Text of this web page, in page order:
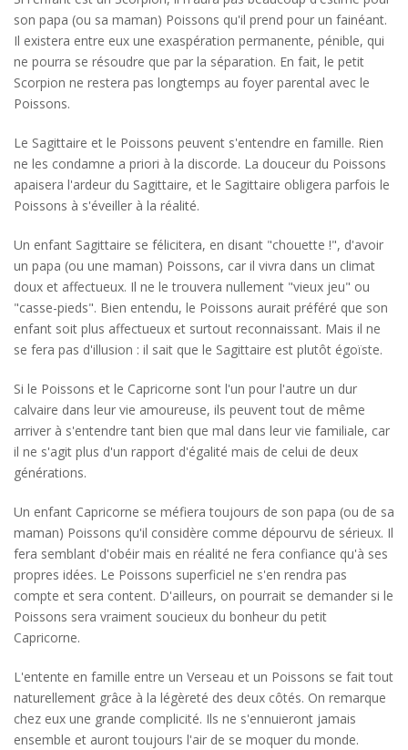
son papa (ou sa maman) Poissons qu'il prend pour un fainéant.
Il existera entre eux une exaspération permanente, pénible, qui
ne pourra se résoudre que par la séparation. En fait, le petit
Scorpion ne restera pas longtemps au foyer parental avec le
Poissons.
Le Sagittaire et le Poissons peuvent s'entendre en famille. Rien
ne les condamne a priori à la discorde. La douceur du Poissons
apaisera l'ardeur du Sagittaire, et le Sagittaire obligera parfois le
Poissons à s'éveiller à la réalité.
Un enfant Sagittaire se félicitera, en disant "chouette !", d'avoir
un papa (ou une maman) Poissons, car il vivra dans un climat
doux et affectueux. Il ne le trouvera nullement "vieux jeu" ou
"casse-pieds". Bien entendu, le Poissons aurait préféré que son
enfant soit plus affectueux et surtout reconnaissant. Mais il ne
se fera pas d'illusion : il sait que le Sagittaire est plutôt égoïste.
Si le Poissons et le Capricorne sont l'un pour l'autre un dur
calvaire dans leur vie amoureuse, ils peuvent tout de même
arriver à s'entendre tant bien que mal dans leur vie familiale, car
il ne s'agit plus d'un rapport d'égalité mais de celui de deux
générations.
Un enfant Capricorne se méfiera toujours de son papa (ou de sa
maman) Poissons qu'il considère comme dépourvu de sérieux. Il
fera semblant d'obéir mais en réalité ne fera confiance qu'à ses
propres idées. Le Poissons superficiel ne s'en rendra pas
compte et sera content. D'ailleurs, on pourrait se demander si le
Poissons sera vraiment soucieux du bonheur du petit
Capricorne.
L'entente en famille entre un Verseau et un Poissons se fait tout
naturellement grâce à la légèreté des deux côtés. On remarque
chez eux une grande complicité. Ils ne s'ennuieront jamais
ensemble et auront toujours l'air de se moquer du monde.